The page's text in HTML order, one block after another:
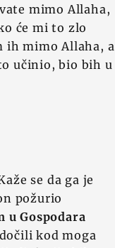
mimo Allaha,
će mi to zlo
ih mimo Allaha, a
učinio, bio bih u
se da ga je
požurio
u Gospodara
kod moga